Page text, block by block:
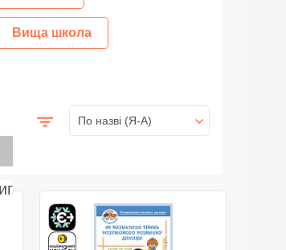
Вища школа
По назві (Я-А)